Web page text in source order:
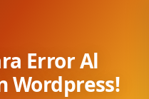
Error Al
Wordpress!